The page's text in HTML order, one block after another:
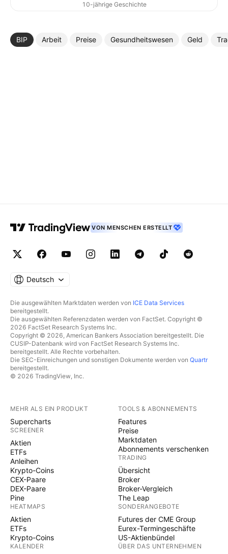
10-jährige Geschichte
BIP Arbeit Preise Gesundheitswesen Geld
Mehr
VON MENSCHEN ERSTELLT
Deutsch
Die ausgewählten Marktdaten werden von ICE Data Services
bereitgestellt.
Die ausgewählten Referenzdaten werden von FactSet. Copyright ©
2026 FactSet Research Systems Inc.
Copyright © 2026, American Bankers Association bereitgestellt. Die
CUSIP-Datenbank wird von FactSet Research Systems Inc.
bereitgestellt. Alle Rechte vorbehalten.
Die SEC-Einreichungen und sonstigen Dokumente werden von Quartr
bereitgestellt.
© 2026 TradingView, Inc.
MEHR ALS EIN PRODUKT
Supercharts
SCREENER
Aktien
ETFs
Anleihen
Krypto-Coins
CEX-Paare
DEX-Paare
Pine
HEATMAPS
Aktien
ETFs
Krypto-Coins
KALENDER
TOOLS & ABONNEMENTS
Features
Preise
Marktdaten
Abonnements verschenken
TRADING
Übersicht
Broker
Broker-Vergleich
The Leap
SONDERANGEBOTE
Futures der CME Group
Eurex-Termingeschäfte
US-Aktienbündel
ÜBER DAS UNTERNEHMEN